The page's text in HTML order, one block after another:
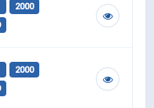
2000
2000